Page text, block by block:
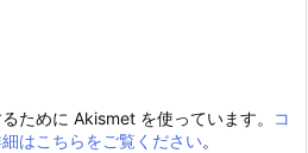
ために Akismet を使っています。
コ
はこちらをご覧ください。